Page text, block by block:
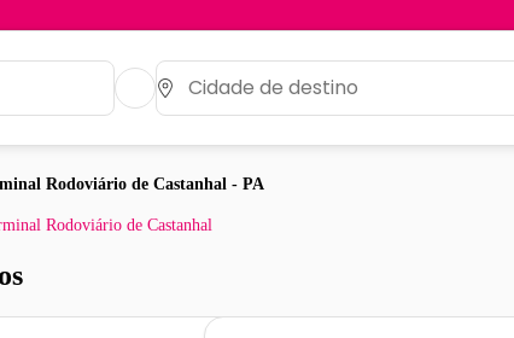
Rodoviário de Castanhal - PA
Rodoviário de Castanhal